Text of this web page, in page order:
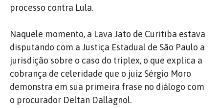
processo contra Lula.
Naquele momento, a Lava Jato de Curitiba estava
disputando com a Justiça Estadual de São Paulo a
jurisdição sobre o caso do triplex, o que explica a
cobrança de celeridade que o juiz Sérgio Moro
demonstra em sua primeira frase no diálogo com
o procurador Deltan Dallagnol.